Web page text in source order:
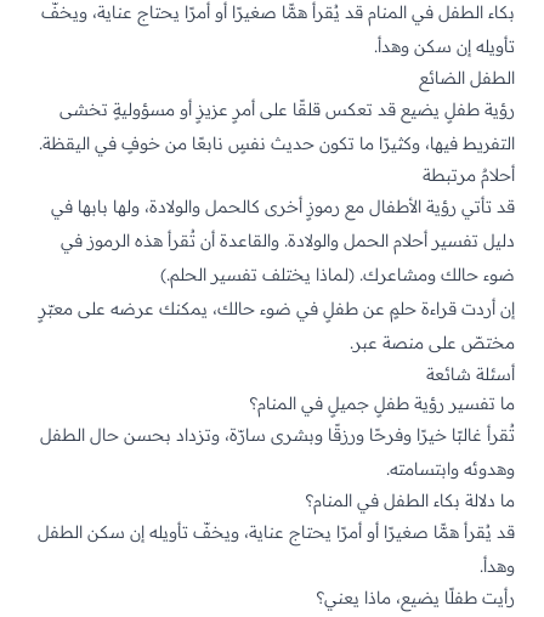
بكاء الطفل في المنام قد يُقرأ همًّا صغيرًا أو أمرًا يحتاج عناية، ويخفّ
تأويله إن سكن وهدأ.
الطفل الضائع
رؤية طفلٍ يضيع قد تعكس قلقًا على أمرٍ عزيزٍ أو مسؤوليةٍ تخشى
التفريط فيها، وكثيرًا ما تكون حديث نفسٍ نابعًا من خوفٍ في اليقظة.
أحلامٌ مرتبطة
قد تأتي رؤية الأطفال مع رموزٍ أخرى كالحمل والولادة، ولها بابها في
دليل تفسير أحلام الحمل والولادة. والقاعدة أن تُقرأ هذه الرموز في
ضوء حالك ومشاعرك. (لماذا يختلف تفسير الحلم.)
إن أردت قراءة حلمٍ عن طفلٍ في ضوء حالك، يمكنك عرضه على معبّرٍ
مختصّ على منصة عبر.
أسئلة شائعة
ما تفسير رؤية طفلٍ جميلٍ في المنام؟
تُقرأ غالبًا خيرًا وفرحًا ورزقًا وبشرى سارّة، وتزداد بحسن حال الطفل
وهدوئه وابتسامته.
ما دلالة بكاء الطفل في المنام؟
قد يُقرأ همًّا صغيرًا أو أمرًا يحتاج عناية، ويخفّ تأويله إن سكن الطفل
وهدأ.
رأيت طفلًا يضيع، ماذا يعني؟